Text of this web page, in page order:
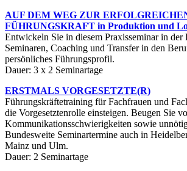
AUF DEM WEG ZUR
FÜHRUNGSKRAFT in Produktion und
Entwickeln Sie in diesem Praxisseminar in
Seminaren, Coaching und Transfer in den
persönliches Führungsprofil.
Dauer: 3 x 2 Seminartage
ERSTMALS VORGESETZTE(R)
Führungskräftetraining für Fachfrauen und
die Vorgesetztenrolle einsteigen. Beugen Sie
Kommunikationsschwierigkeiten sowie
Bundesweite Seminartermine auch in
Mainz und Ulm.
Dauer: 2 Seminartage